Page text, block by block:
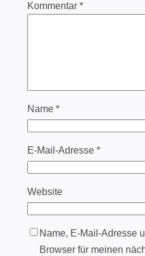
Kommentar *
Name *
E-Mail-Adresse *
Website
Name, E-Mail-Adresse
Browser für meinen